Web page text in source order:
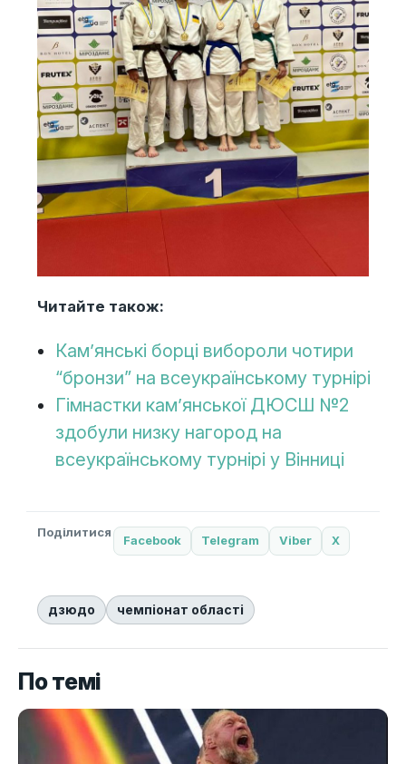
Читайте також:
Кам’янські борці вибороли чотири
“бронзи” на всеукраїнському турнірі
Гімнастки кам’янської ДЮСШ №2
здобули низку нагород на
всеукраїнському турнірі у Вінниці
Поділитися
Facebook Telegram Viber X
дзюдо чемпіонат області
По темі